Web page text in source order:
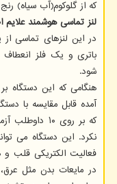
که از گلوکوم(آب سیاه)
لنز تماسی هوشمند
در این لنزهای تماسی
باتری و یک فلز انعطاف
شود.
هنگامی که این
آمده قابل مقایسه با
که بر روی ۱۰
نکرد. این دستگاه می
فعالیت الکتریکی قلب و
در مایعات بدن مثل